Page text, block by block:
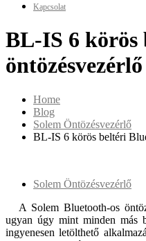
Kapcsolat
BL-IS 6
Home
Blog
Solem Öntözésvezérlő
BL-IS 6 körös beltéri
Solem Öntözésvezérlő
A Solem Bluetooth-os
ugyan úgy mint minden más
ingyenesen letölthető